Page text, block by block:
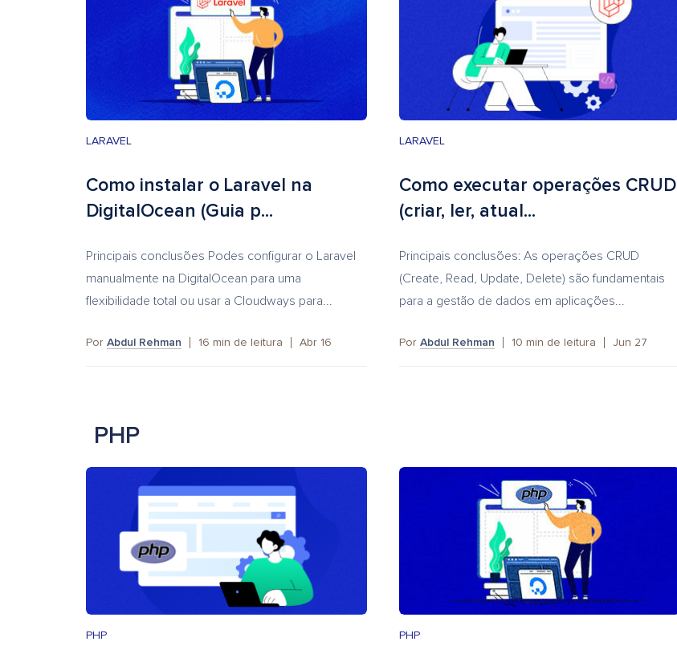
LARAVEL
Como instalar o Laravel na
DigitalOcean (Guia p...
Principais conclusões Podes configurar o Laravel
manualmente na DigitalOcean para uma
flexibilidade total ou usar a Cloudways para...
Por Abdul Rehman 16 min de leitura Abr 16
LARAVEL
Como executar operações CRUD
(criar, ler, atual...
Principais conclusões: As operações CRUD
(Create, Read, Update, Delete) são fundamentais
para a gestão de dados em aplicações...
Por Abdul Rehman 10 min de leitura Jun 27
PHP
PHP PHP